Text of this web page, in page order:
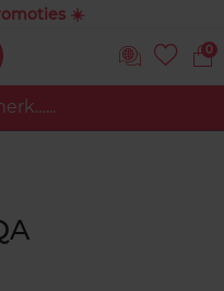
☀️
0